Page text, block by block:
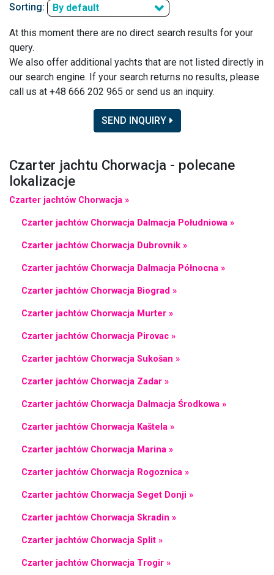
Sorting: By default
At this moment there are no direct search results for your
query.
We also offer additional yachts that are not listed directly in
our search engine. If your search returns no results, please
call us at +48 666 202 965 or send us an inquiry.
SEND INQUIRY
Czarter jachtu Chorwacja - polecane
lokalizacje
Czarter jachtów Chorwacja »
Czarter jachtów Chorwacja Dalmacja Południowa »
Czarter jachtów Chorwacja Dubrovnik »
Czarter jachtów Chorwacja Dalmacja Północna »
Czarter jachtów Chorwacja Biograd »
Czarter jachtów Chorwacja Murter »
Czarter jachtów Chorwacja Pirovac »
Czarter jachtów Chorwacja Sukošan »
Czarter jachtów Chorwacja Zadar »
Czarter jachtów Chorwacja Dalmacja Środkowa »
Czarter jachtów Chorwacja Kaštela »
Czarter jachtów Chorwacja Marina »
Czarter jachtów Chorwacja Rogoznica »
Czarter jachtów Chorwacja Seget Donji »
Czarter jachtów Chorwacja Skradin »
Czarter jachtów Chorwacja Split »
Czarter jachtów Chorwacja Trogir »